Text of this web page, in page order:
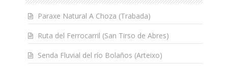
Paraxe Natural A Choza (Trabada)
Ruta del Ferrocarril (San Tirso de Abres)
Senda Fluvial del río Bolaños (Arteixo)